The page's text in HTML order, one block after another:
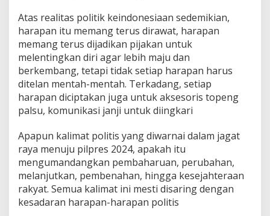
Atas realitas politik keindonesiaan sedemikian,
harapan itu memang terus dirawat, harapan
memang terus dijadikan pijakan untuk
melentingkan diri agar lebih maju dan
berkembang, tetapi tidak setiap harapan harus
ditelan mentah-mentah. Terkadang, setiap
harapan diciptakan juga untuk aksesoris topeng
palsu, komunikasi janji untuk diingkari
Apapun kalimat politis yang diwarnai dalam jagat
raya menuju pilpres 2024, apakah itu
mengumandangkan pembaharuan, perubahan,
melanjutkan, pembenahan, hingga kesejahteraan
rakyat. Semua kalimat ini mesti disaring dengan
kesadaran harapan-harapan politis